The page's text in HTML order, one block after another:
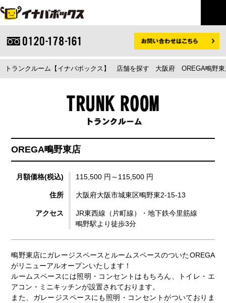
トランクルーム【イナバボックス】 店舗を探す 大阪府 OREGA鴫野
OREGA鴫野東店
月額価格(税込) 115,500 円～115,500 円
住所 大阪府大阪市城東区鴫野東2-15-13
アクセス
JR東西線（片町線）・地下鉄今里筋線
鴫野駅より徒歩3分
鴫野東店にガレージスペースとルームスペースのついたOREGA
がリニューアルオープンいたします！
ルームスペースには照明・コンセントはもちろん、トイレ・エ
アコン・ミニキッチンが設置されております。
また、ガレージスペースにも照明・コンセントがついておりま